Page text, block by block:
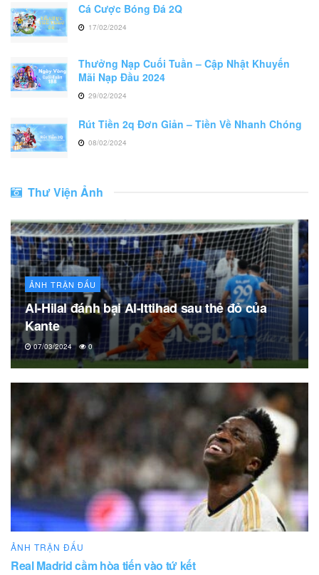
Cá Cược Bóng Đá 2Q
17/02/2024
Thưởng Nạp Cuối Tuần – Cập Nhật Khuyến
Mãi Nạp Đầu 2024
29/02/2024
Rút Tiền 2q Đơn Giản – Tiền Về Nhanh Chóng
08/02/2024
Thư Viện Ảnh
ẢNH TRẬN ĐẤU
Al-Hilal đánh bại Al-Ittihad sau thẻ đỏ của
Kante
07/03/2024 0
ẢNH TRẬN ĐẤU
Real Madrid cầm hòa tiến vào tứ kết